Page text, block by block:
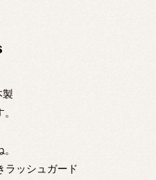
製
ラッシュガード